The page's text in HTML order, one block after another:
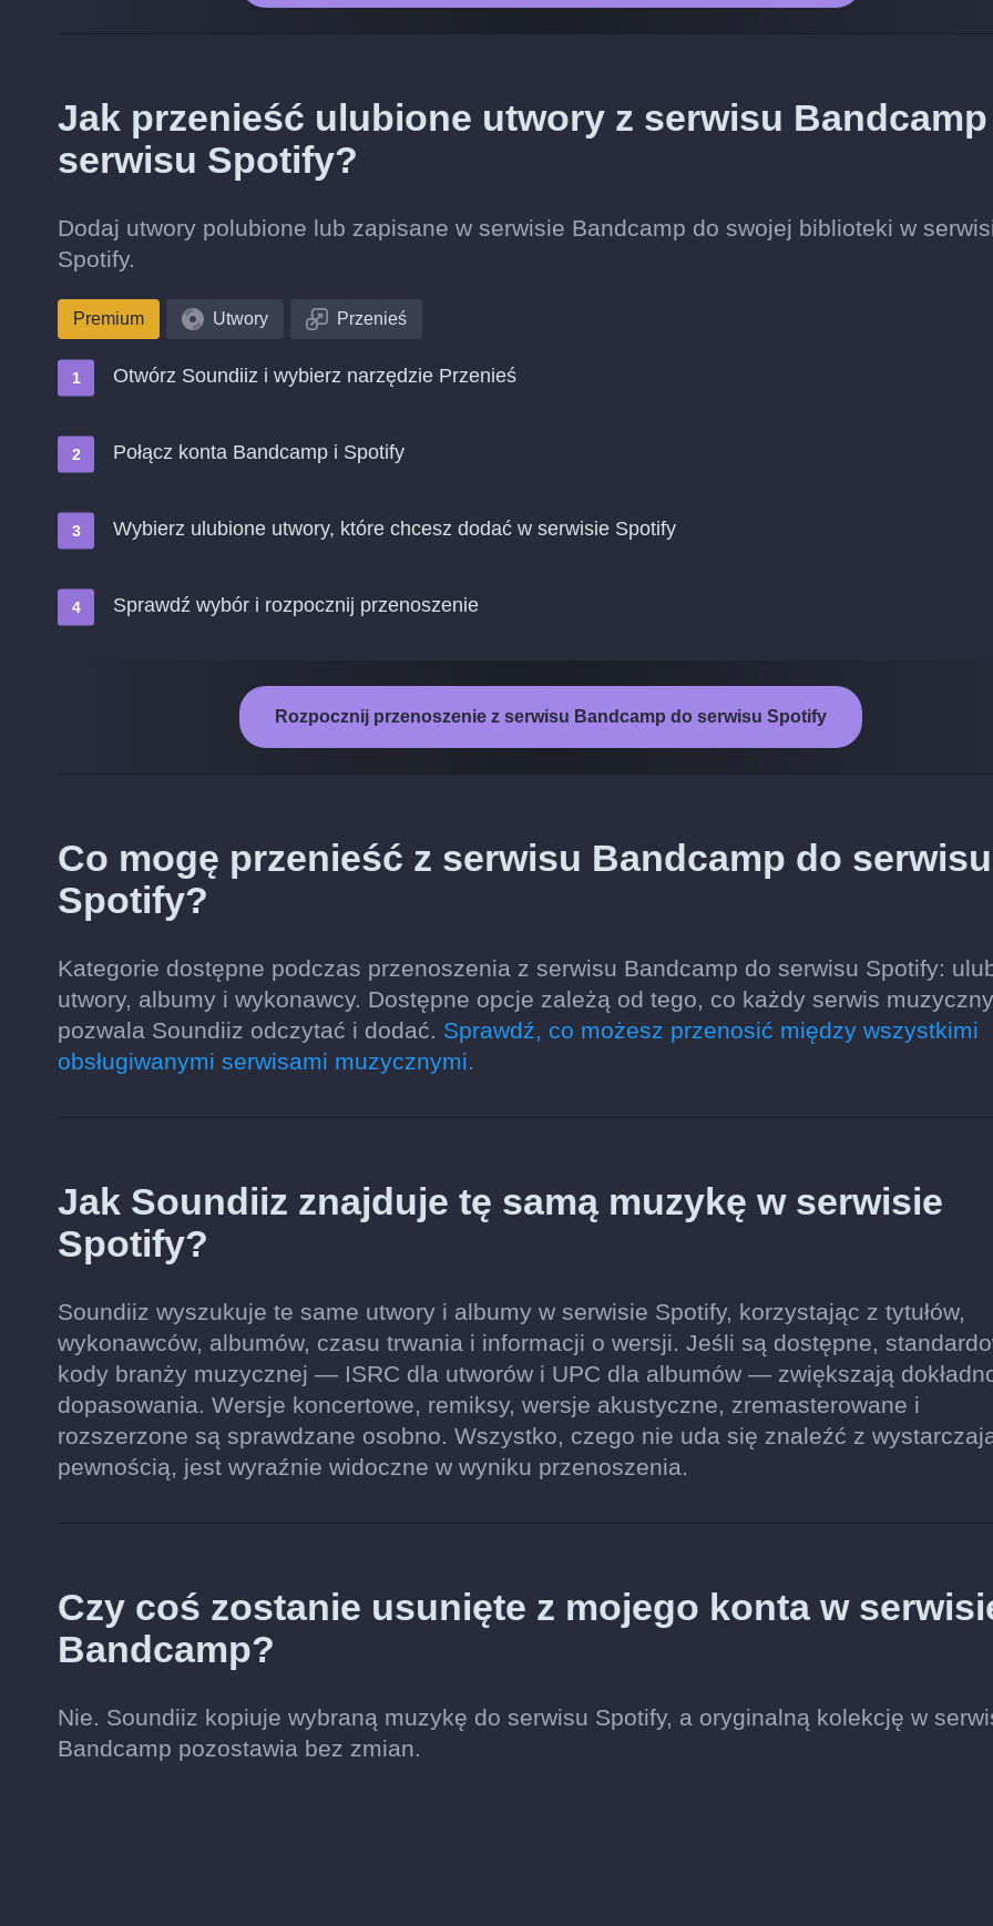
Jak przenieść ulubione utwory z serwisu
serwisu Spotify?
Dodaj utwory polubione lub zapisane w serwisie Bandcamp do swojej biblioteki w
Spotify.
Premium Utwory Przenieś
Otwórz Soundiiz i wybierz narzędzie Przenieś
Połącz konta Bandcamp i Spotify
Wybierz ulubione utwory, które chcesz dodać w serwisie Spotify
Sprawdź wybór i rozpocznij przenoszenie
Rozpocznij przenoszenie z serwisu Bandcamp do serwisu Spotify
Co mogę przenieść z serwisu Bandcamp do serwisu
Spotify?
Kategorie dostępne podczas przenoszenia z serwisu Bandcamp do serwisu Spotify:
utwory, albumy i wykonawcy. Dostępne opcje zależą od tego, co każdy serwis muzyczny
pozwala Soundiiz odczytać i dodać. Sprawdź, co możesz przenosić między wszystkimi
obsługiwanymi serwisami muzycznymi.
Jak Soundiiz znajduje tę samą muzykę w serwisie
Spotify?
Soundiiz wyszukuje te same utwory i albumy w serwisie Spotify, korzystając z tytułów,
wykonawców, albumów, czasu trwania i informacji o wersji. Jeśli są dostępne,
kody branży muzycznej — ISRC dla utworów i UPC dla albumów — zwiększają
dopasowania. Wersje koncertowe, remiksy, wersje akustyczne, zremasterowane i
rozszerzone są sprawdzane osobno. Wszystko, czego nie uda się znaleźć z
pewnością, jest wyraźnie widoczne w wyniku przenoszenia.
Czy coś zostanie usunięte z mojego konta w
Bandcamp?
Nie. Soundiiz kopiuje wybraną muzykę do serwisu Spotify, a oryginalną kolekcję w
Bandcamp pozostawia bez zmian.